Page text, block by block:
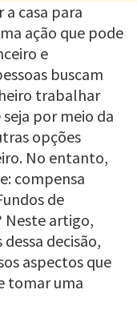
a casa para
ação que pode
e
buscam
trabalhar
por meio da
opções
No entanto,
compensa
de
Neste artigo,
decisão,
aspectos que
tomar uma